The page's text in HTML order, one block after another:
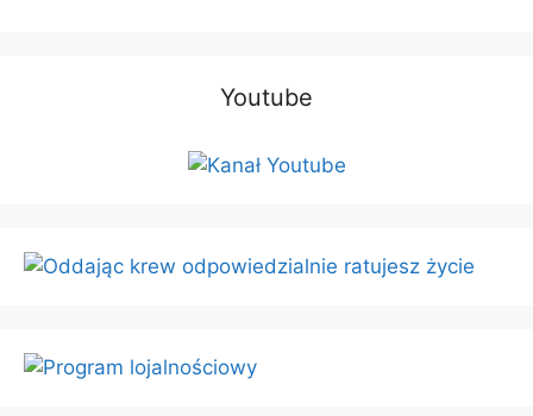
Youtube